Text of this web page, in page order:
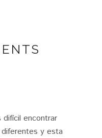
difícil encontrar
y esta